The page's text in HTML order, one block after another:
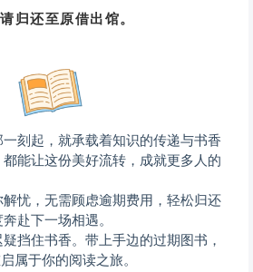
归还至原借出馆。
刻起，就承载着知识的传递与书香
能让这份美好流转，成就更多人的
忧，无需顾虑逾期费用，轻松归还
赴下一场相遇。
挡住书香。带上手边的过期图书，
属于你的阅读之旅。